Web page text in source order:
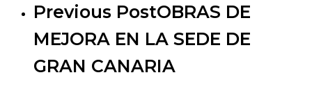
Previous PostOBRAS DE
MEJORA EN LA SEDE DE
GRAN CANARIA